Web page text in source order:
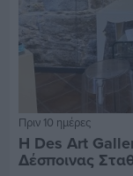
Πριν 10 ημέρες
Η Des Art
Δέσποινας